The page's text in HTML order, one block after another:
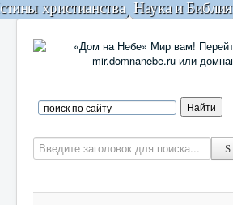
Введите заголовок для поиска...
христианства Наука и Библия